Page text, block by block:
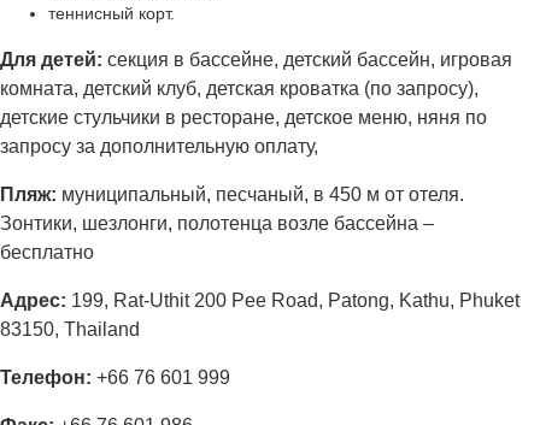
теннисный корт.
Для детей: секция в бассейне, детский бассейн, игровая
комната, детский клуб, детская кроватка (по запросу),
детские стульчики в ресторане, детское меню, няня по
запросу за дополнительную оплату,
Пляж: муниципальный, песчаный, в 450 м от отеля.
Зонтики, шезлонги, полотенца возле бассейна –
бесплатно
Адрес: 199, Rat-Uthit 200 Pee Road, Patong, Kathu, Phuket
83150, Thailand
Телефон: +66 76 601 999